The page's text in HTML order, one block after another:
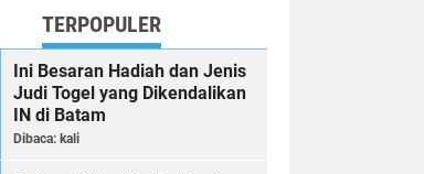
TERPOPULER
Ini Besaran Hadiah dan Jenis
Judi Togel yang Dikendalikan
IN di Batam
Dibaca: kali